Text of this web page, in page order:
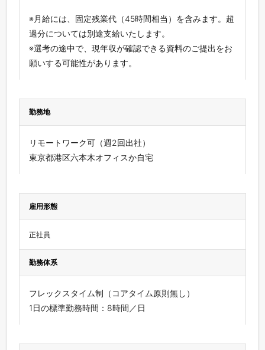
※月給には、固定残業代（45時間相当）を含みます。超
過分については別途支給いたします。
※選考の途中で、現年収が確認できる資料のご提出をお
願いする可能性があります。
勤務地
リモートワーク可（週2回出社）
東京都港区六本木オフィスか自宅
雇用形態
正社員
勤務体系
フレックスタイム制（コアタイム原則無し）
1日の標準勤務時間：8時間／日